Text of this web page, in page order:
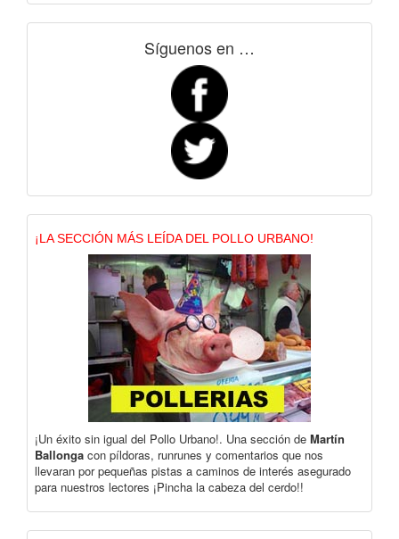
Síguenos en …
¡LA SECCIÓN MÁS LEÍDA DEL POLLO URBANO!
¡Un éxito sin igual del Pollo Urbano!. Una sección de Martín
Ballonga con píldoras, runrunes y comentarios que nos
llevaran por pequeñas pistas a caminos de interés asegurado
para nuestros lectores ¡Pincha la cabeza del cerdo!!